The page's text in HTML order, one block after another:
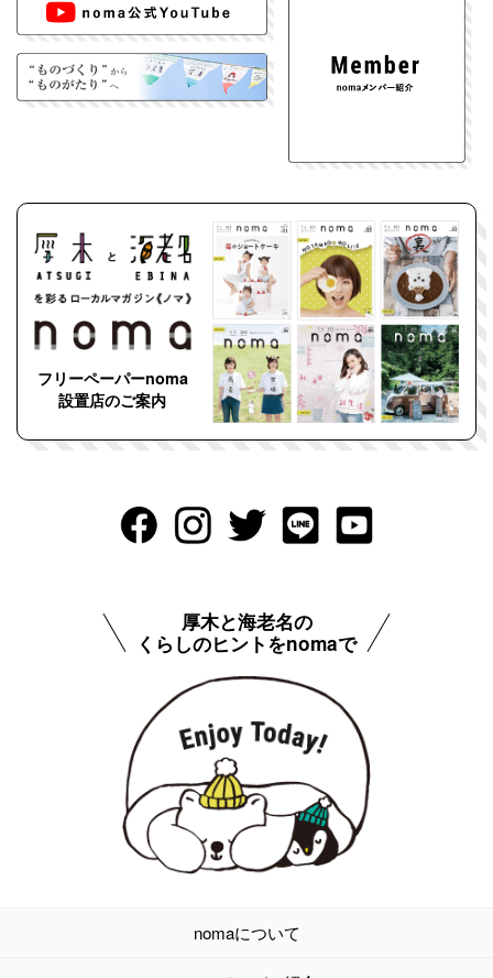
フリーペーパーnoma
設置店のご案内
厚木と海老名の
くらしのヒントをnomaで
nomaについて